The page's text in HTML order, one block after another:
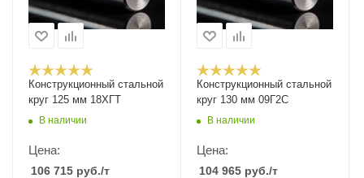
Конструкционный стальной
круг 125 мм 18ХГТ
В наличии
Цена:
106 715 руб./т
Конструкционный стальной
круг 130 мм 09Г2С
В наличии
Цена:
104 965 руб./т